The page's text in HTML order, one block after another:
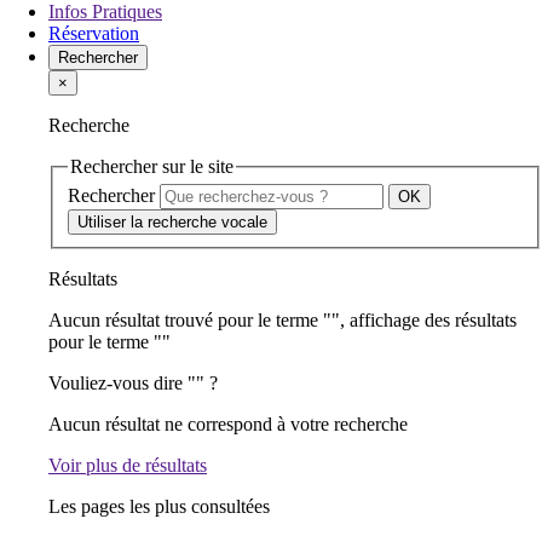
Infos Pratiques
Réservation
Rechercher
×
Recherche
Rechercher sur le site
Rechercher
Utiliser la recherche vocale
Résultats
Aucun résultat trouvé pour le terme "", affichage des résultats
pour le terme ""
Vouliez-vous dire "" ?
Aucun résultat ne correspond à votre recherche
Voir plus de résultats
Les pages les plus consultées